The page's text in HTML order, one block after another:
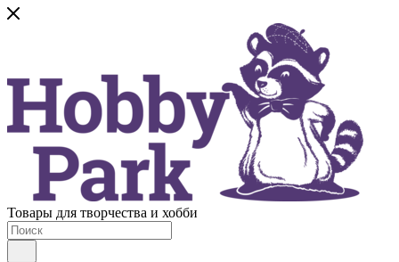
Товары для творчества и хобби